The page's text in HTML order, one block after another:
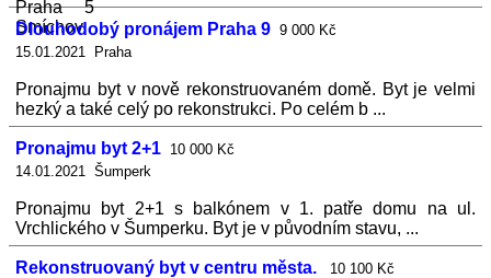
Dlouhodobý pronájem Praha 9 9 000 Kč
15.01.2021 Praha
Pronajmu byt v nově rekonstruovaném domě. Byt je velmi
hezký a také celý po rekonstrukci. Po celém b ...
Pronajmu byt 2+1 10 000 Kč
14.01.2021 Šumperk
Pronajmu byt 2+1 s balkónem v 1. patře domu na ul.
Vrchlického v Šumperku. Byt je v původním stavu, ...
Rekonstruovaný byt v centru města.
10 100 Kč